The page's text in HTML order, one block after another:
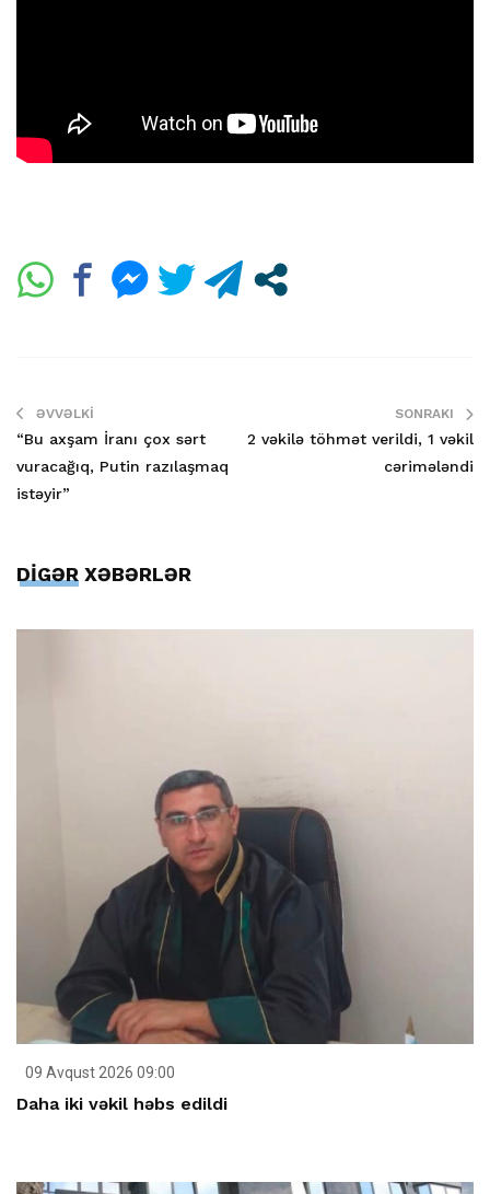
ƏVVƏLKI
“Bu axşam İranı çox sərt
vuracağıq, Putin razılaşmaq
istəyir”
SONRAKI
2 vəkilə töhmət verildi, 1 vəkil
cərimələndi
DİGƏR XƏBƏRLƏR
09 Avqust 2026 09:00
Daha iki vəkil həbs edildi